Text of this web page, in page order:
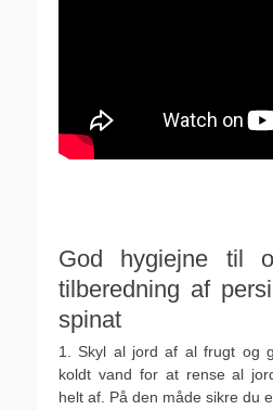
God hygiejne til
tilberedning af
spinat
1. Skyl al jord af al frugt og
koldt vand for at rense al
helt af. På den måde sikre du